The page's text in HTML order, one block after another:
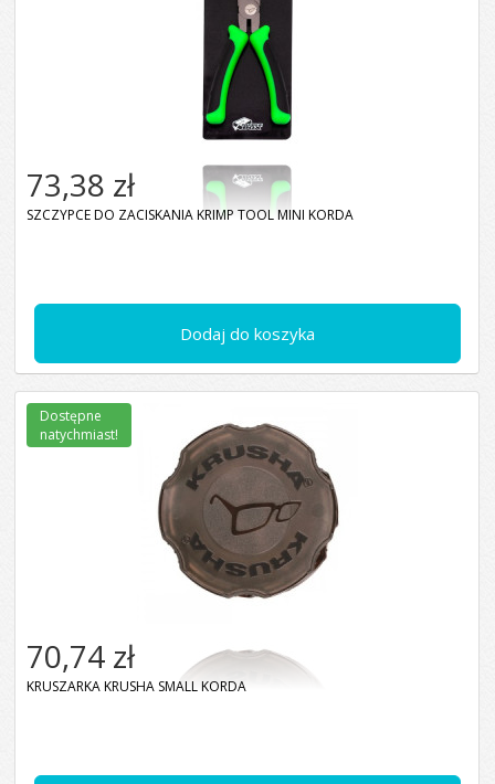
Dodaj do koszyka
73,38 zł
SZCZYPCE DO ZACISKANIA KRIMP TOOL MINI KORDA
70,74 zł
KRUSZARKA KRUSHA SMALL KORDA
Dostępne
natychmiast!